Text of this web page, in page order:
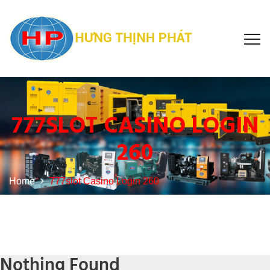
777SLOT CASINO LOGIN
260
Home 777slot Casino Login 260